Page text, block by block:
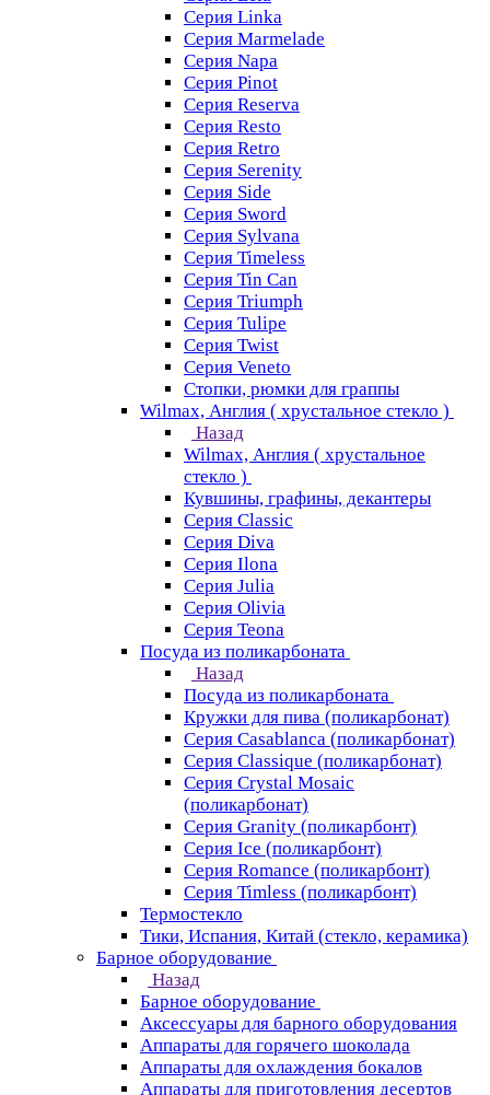
Серия Linka
Серия Marmelade
Серия Napa
Серия Pinot
Серия Reserva
Серия Resto
Серия Retro
Серия Serenity
Серия Side
Серия Sword
Серия Sуlvana
Серия Timeless
Серия Tin Can
Серия Triumph
Серия Tulipe
Серия Twist
Серия Veneto
Стопки, рюмки для граппы
Wilmax, Англия ( хрустальное стекло )
Назад
Wilmax, Англия ( хрустальное
стекло )
Кувшины, графины, декантеры
Серия Classic
Серия Diva
Серия Ilona
Серия Julia
Серия Olivia
Серия Teona
Посуда из поликарбоната
Назад
Посуда из поликарбоната
Кружки для пива (поликарбонат)
Серия Casablanсa (поликарбонат)
Серия Classique (поликарбонат)
Серия Crystal Mosaic
(поликарбонат)
Серия Granity (поликарбонт)
Серия Ice (поликарбонт)
Серия Romance (поликарбонт)
Серия Timless (поликарбонт)
Термостекло
Тики, Испания, Китай (стекло, керамика)
Барное оборудование
Назад
Барное оборудование
Аксессуары для барного оборудования
Аппараты для горячего шоколада
Аппараты для охлаждения бокалов
Аппараты для приготовления десертов